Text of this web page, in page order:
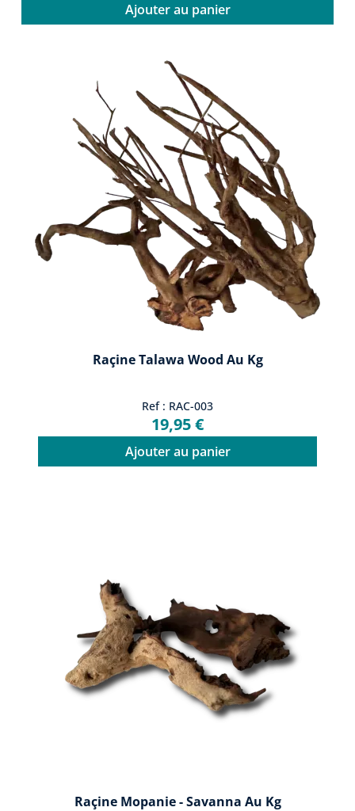
Ajouter au panier
Raçine Talawa Wood Au Kg
Ref : RAC-003
19,95 €
Ajouter au panier
Raçine Mopanie - Savanna Au Kg